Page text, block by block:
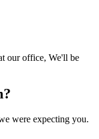
our office, We'll be
were expecting you.